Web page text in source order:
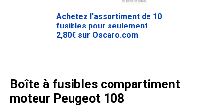
Achetez l'assortiment de 10
fusibles pour seulement
2,80€ sur Oscaro.com
Boîte à fusibles compartiment
moteur Peugeot 108